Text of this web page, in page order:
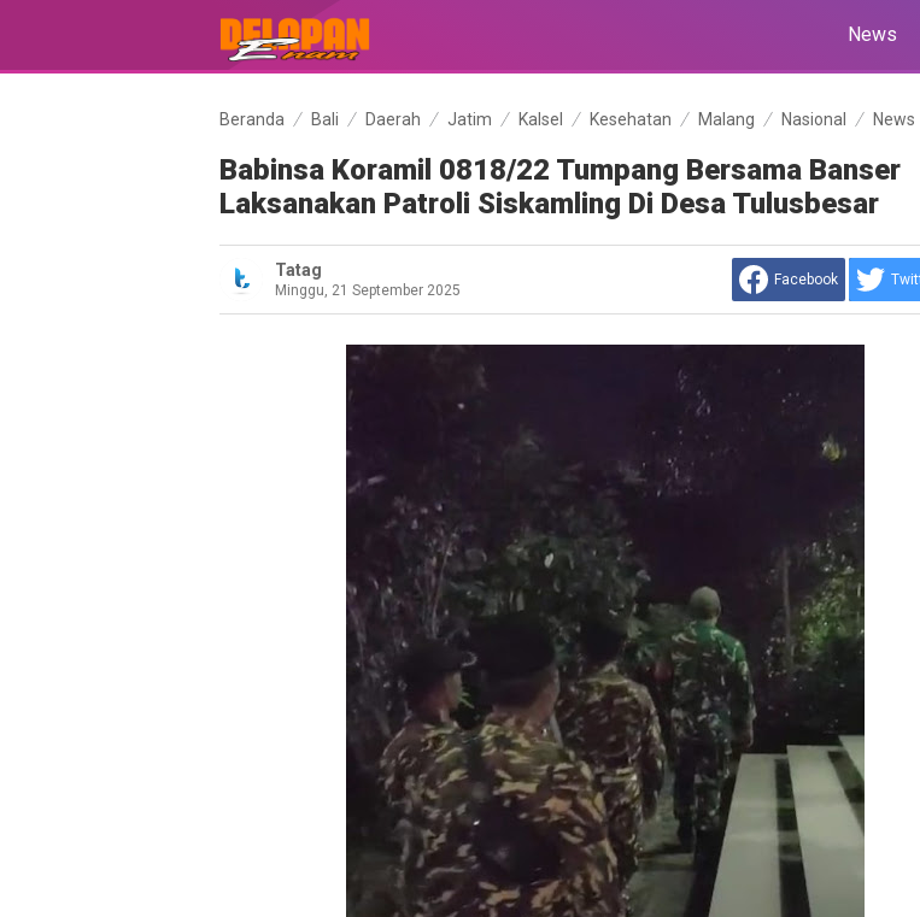
News
Beranda Bali Daerah Jatim Kalsel Kesehatan Malang Nasional News
Babinsa Koramil 0818/22 Tumpang Bersama Banser
Laksanakan Patroli Siskamling Di Desa Tulusbesar
Tatag
Minggu, 21 September 2025
Facebook